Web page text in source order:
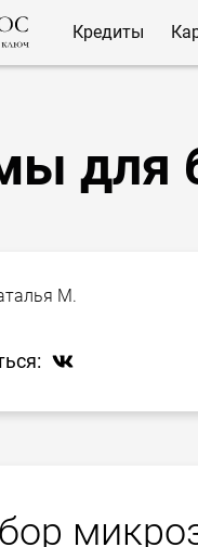
Кредиты
для
М.